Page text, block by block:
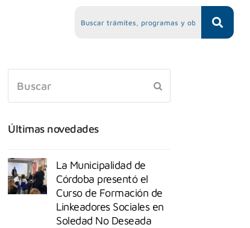
Últimas novedades
La Municipalidad de
Córdoba presentó el
Curso de Formación de
Linkeadores Sociales en
Soledad No Deseada